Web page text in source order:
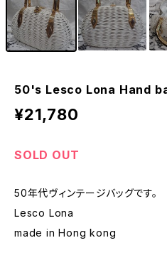
50's Lesco Lona Hand
¥21,780
SOLD OUT
50年代ヴィンテージバッグです。
Lesco Lona
made in Hong kong